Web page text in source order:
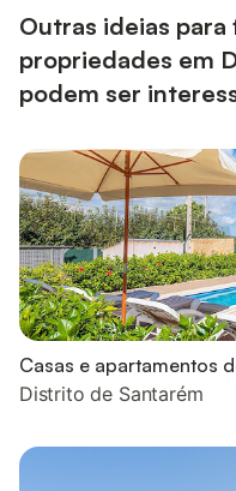
Toalhas de praia são
Outras ideias
propriedades em
podem ser
Casas e apartamentos
Distrito de Santarém